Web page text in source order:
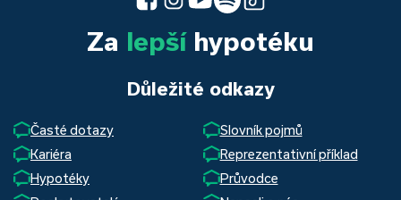
Za lepšíhypotéku
Důležité odkazy
Časté dotazy
Slovník pojmů
Kariéra
Reprezentativní příklad
Hypotéky
Průvodce